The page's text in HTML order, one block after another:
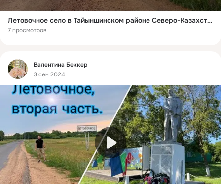
Летовочное село в Тайыншинском районе Северо-Казахстанской области.Часть первая РМЗ.
7 просмотров
Фид
Bалентина Беккер
3 сен 2024